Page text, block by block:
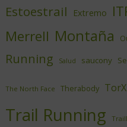
Estoestrail Extremo
Merrell Montaña
Running Salud saucony
The North Face Therabody TorX
Trail Running